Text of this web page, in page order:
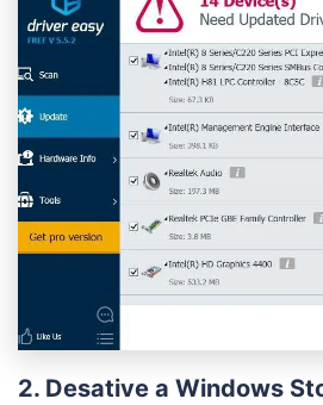
2. Desative a Windows